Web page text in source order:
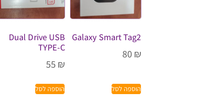
Galaxy Smart Tag2
80 ₪
הוספה לסל
Dual Drive USB
TYPE-C
55 ₪
הוספה לסל